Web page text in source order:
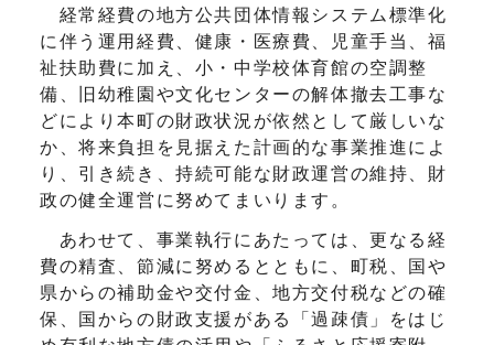
経常経費の地方公共団体情報システム標準化
に伴う運用経費、健康・医療費、児童手当、福
祉扶助費に加え、小・中学校体育館の空調整
備、旧幼稚園や文化センターの解体撤去工事な
どにより本町の財政状況が依然として厳しいな
か、将来負担を見据えた計画的な事業推進によ
り、引き続き、持続可能な財政運営の維持、財
政の健全運営に努めてまいります。
あわせて、事業執行にあたっては、更なる経
費の精査、節減に努めるとともに、町税、国や
県からの補助金や交付金、地方交付税などの確
保、国からの財政支援がある「過疎債」をはじ